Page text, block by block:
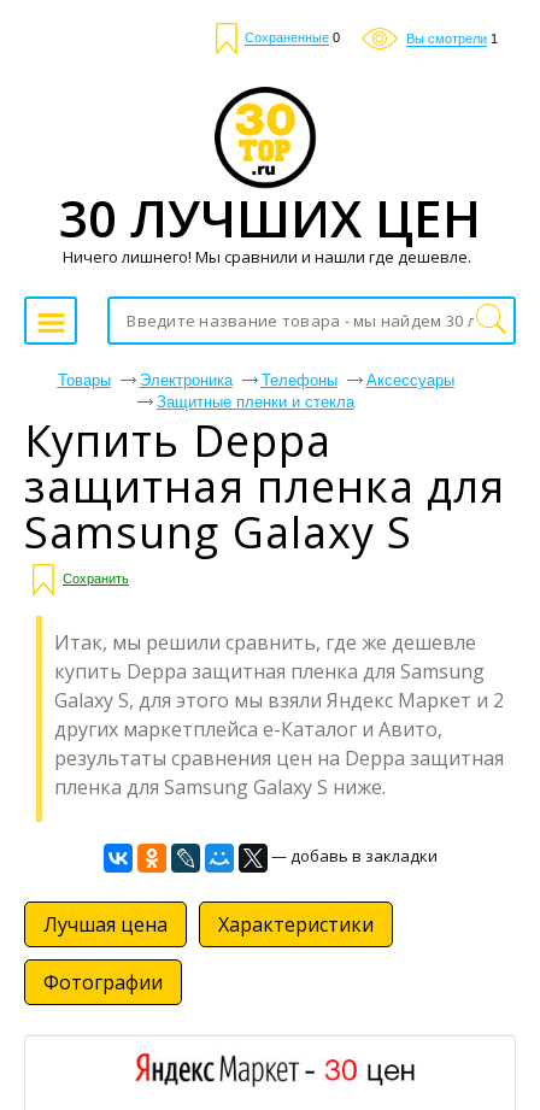
Сохраненные 0 Вы смотрели 1
Товары Электроника Телефоны
Аксессуары
Защитные пленки и стекла
Купить Deppa
защитная пленка для
Samsung Galaxy S
Сохранить
Итак, мы решили сравнить, где же дешевле
купить Deppa защитная пленка для Samsung
Galaxy S, для этого мы взяли Яндекс Маркет и 2
других маркетплейса е-Каталог и Авито,
результаты сравнения цен на Deppa защитная
пленка для Samsung Galaxy S ниже.
— добавь в закладки
Лучшая цена Характеристики
Фотографии
30 ЛУЧШИХ ЦЕН
Ничего лишнего! Мы сравнили и нашли где дешевле.